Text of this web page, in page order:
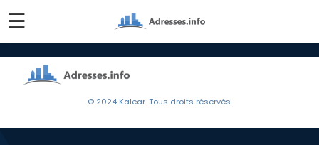
☰
© 2024 Kalear. Tous droits réservés.